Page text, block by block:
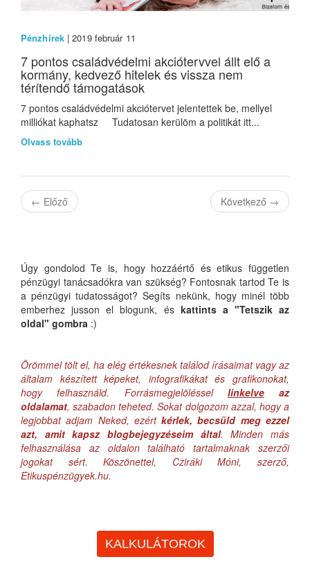
Pénzhírek| 2019 február 11
7 pontos családvédelmi akciótervvel állt elő a
kormány, kedvező hitelek és vissza nem
térítendő támogatások
7 pontos családvédelmi akciótervet jelentettek be, mellyel
milliókat kaphatsz Tudatosan kerülöm a politikát itt...
Olvass tovább
← Előző Következő →
Úgy gondolod Te is, hogy hozzáértő és etikus független
pénzügyi tanácsadókra van szükség? Fontosnak tartod Te is
a pénzügyi tudatosságot? Segíts nekünk, hogy minél több
emberhez jusson el blogunk, és kattints a "Tetszik az
oldal" gombra :)
Örömmel tölt el, ha elég értékesnek találod írásaimat vagy az
általam készített képeket, infografikákat és grafikonokat,
hogy felhasználd. Forrásmegjelöléssel linkelveaz
oldalamat, szabadon teheted. Sokat dolgozom azzal, hogy a
legjobbat adjam Neked, ezértkérlek, becsüld meg ezzel
azt, amit kapsz blogbejegyzéseim által. Minden más
felhasználása az oldalon található tartalmaknak szerzői
jogokat sért. Köszönettel, Cziráki Móni, szerző,
Etikuspénzügyek.hu.
KALKULÁTOROK